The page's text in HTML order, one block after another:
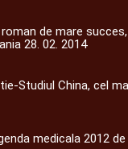
de mare succes,
28. 02. 2014
Studiul China, cel
medicala 2012